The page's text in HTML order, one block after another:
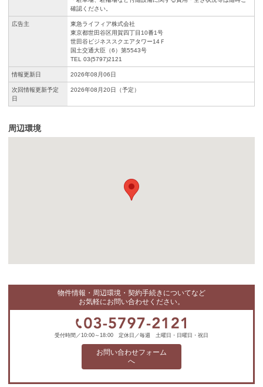
確認ください。
広告主
東急ライフィア株式会社
東京都世田谷区用賀四丁目10番1号
世田谷ビジネススクエアタワー14Ｆ
国土交通大臣（6）第5543号
TEL 03(5797)2121
情報更新日 2026年08月06日
次回情報更新予定
日
2026年08月20日（予定）
周辺環境
物件情報・周辺環境・契約手続きについてなど
お気軽にお問い合わせください。
受付時間／10:00～18:00 定休日／毎週 土曜日・日曜日・祝日
お問い合わせフォーム
へ